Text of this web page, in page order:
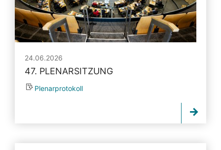
24.06.2026
47. PLENARSITZUNG
Plenarprotokoll